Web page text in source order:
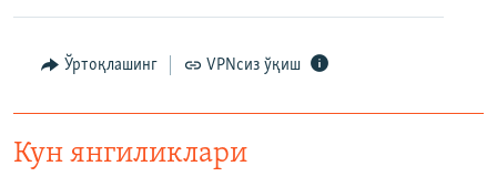
Ўртоқлашинг VPNсиз ўқиш
Кун янгиликлари